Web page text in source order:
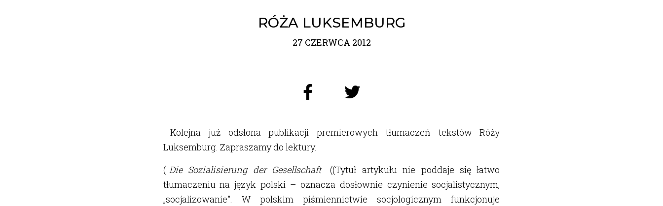
RÓŻA LUKSEMBURG
27 CZERWCA 2012
Kolejna już odsłona publikacji premierowych tłumaczeń tekstów Róży
Luksemburg. Zapraszamy do lektury.
( Die Sozialisierung der Gesellschaft
((Tytuł artykułu nie poddaje się łatwo
tłumaczeniu na język polski – oznacza dosłownie czynienie socjalistycznym,
„socjalizowanie”. W polskim piśmiennictwie socjologicznym funkcjonuje